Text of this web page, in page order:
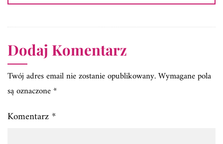
Dodaj Komentarz
Twój adres email nie zostanie opublikowany.Wymagane pola
są oznaczone*
Komentarz*